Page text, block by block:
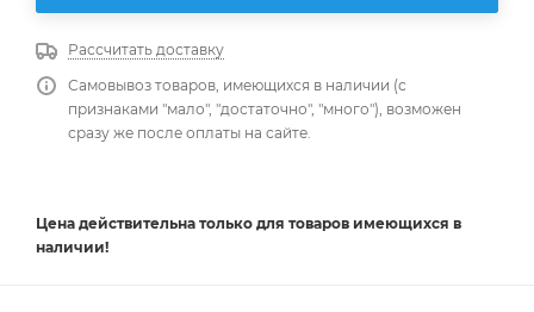
Рассчитать доставку
Самовывоз товаров, имеющихся в наличии (с
признаками "мало", "достаточно", "много"), возможен
сразу же после оплаты на сайте.
Цена действительна только для товаров имеющихся в
наличии!